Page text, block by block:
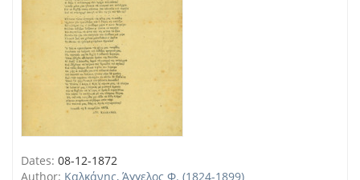
Dates: 08-12-1872
Author: Καλκάνης, Άγγελος Φ. (1824-1899)